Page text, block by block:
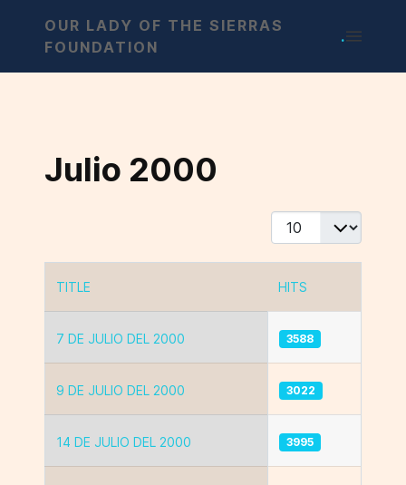
OUR LADY OF THE SIERRAS
FOUNDATION
.
Julio 2000
Display #
TITLE HITS
7 DE JULIO DEL 2000 3588
9 DE JULIO DEL 2000 3022
14 DE JULIO DEL 2000 3995